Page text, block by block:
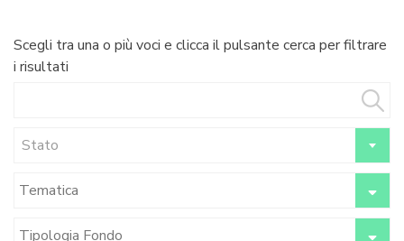
Scegli tra una o più voci e clicca il pulsante cerca per filtrare
i risultati
Stato